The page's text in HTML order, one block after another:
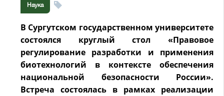
Наука
В Сургутском государственном университете
состоялся круглый стол «Правовое
регулирование разработки и применения
биотехнологий в контексте обеспечения
национальной безопасности России».
Встреча состоялась в рамках реализации